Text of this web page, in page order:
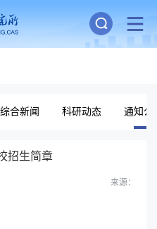
综合新闻 科研动态 通知公
招生简章
来源：